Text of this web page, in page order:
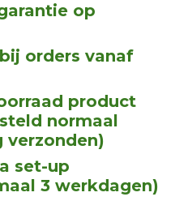
op
orders vanaf
product
normaal
verzonden)
set-up
3 werkdagen)